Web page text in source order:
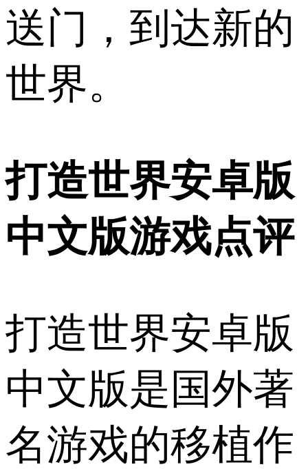
送门，到达新的
世界。
打造世界安卓版
中文版游戏点评
打造世界安卓版
中文版是国外著
名游戏的移植作